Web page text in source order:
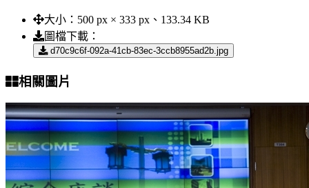
大小： 500 px × 333 px、133.34 KB
圖檔下載：
d70c9c6f-092a-41cb-83ec-3ccb8955ad2b.jpg
相關圖片